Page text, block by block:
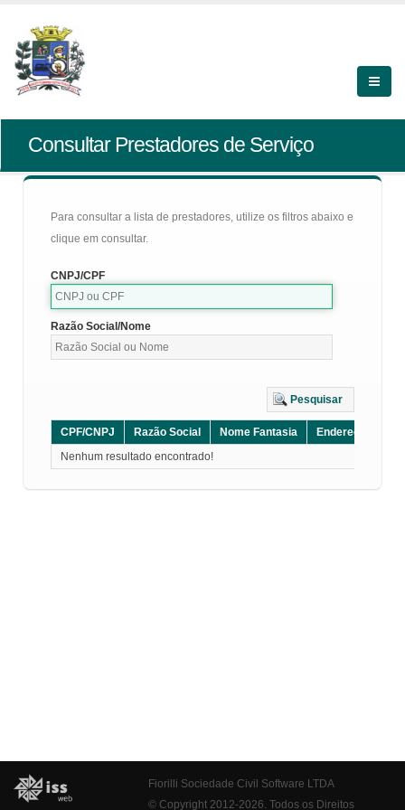
Consultar Prestadores de Serviço
Para consultar a lista de prestadores, utilize os filtros abaixo e
clique em consultar.
CNPJ/CPF
Razão Social/Nome
Pesquisar
CPF/CNPJ Razão Social Nome Fantasia Endereço
Nenhum resultado encontrado!
Fiorilli Sociedade Civil Software LTDA
© Copyright 2012-2026. Todos os Direitos